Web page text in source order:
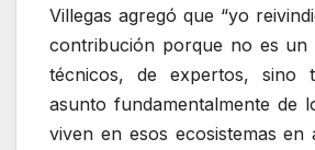
Villegas agregó que “yo
contribución porque no es un
técnicos, de expertos, sino
asunto fundamentalmente de
viven en esos ecosistemas